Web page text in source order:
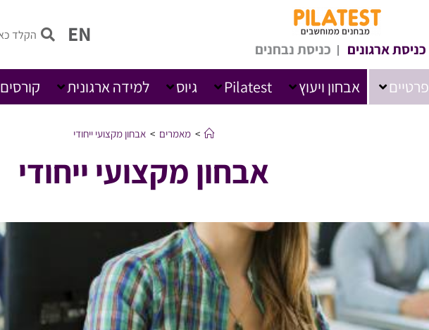
כניסת ארגונים כניסת נבחנים
EN
פרטיים אבחון ויעוץ Pilatest גיוס למידה ארגונית קורסים
אבחון מקצועי ייחודי
> מאמרים > אבחון מקצועי ייחודי